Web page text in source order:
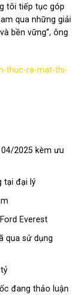
tôi tiếp tục góp
qua những giải
bền vững”, ông
thuc-ra-mat-thi-
2025 kèm ưu
tại đại lý
Everest
qua sử dụng
đang thảo luận